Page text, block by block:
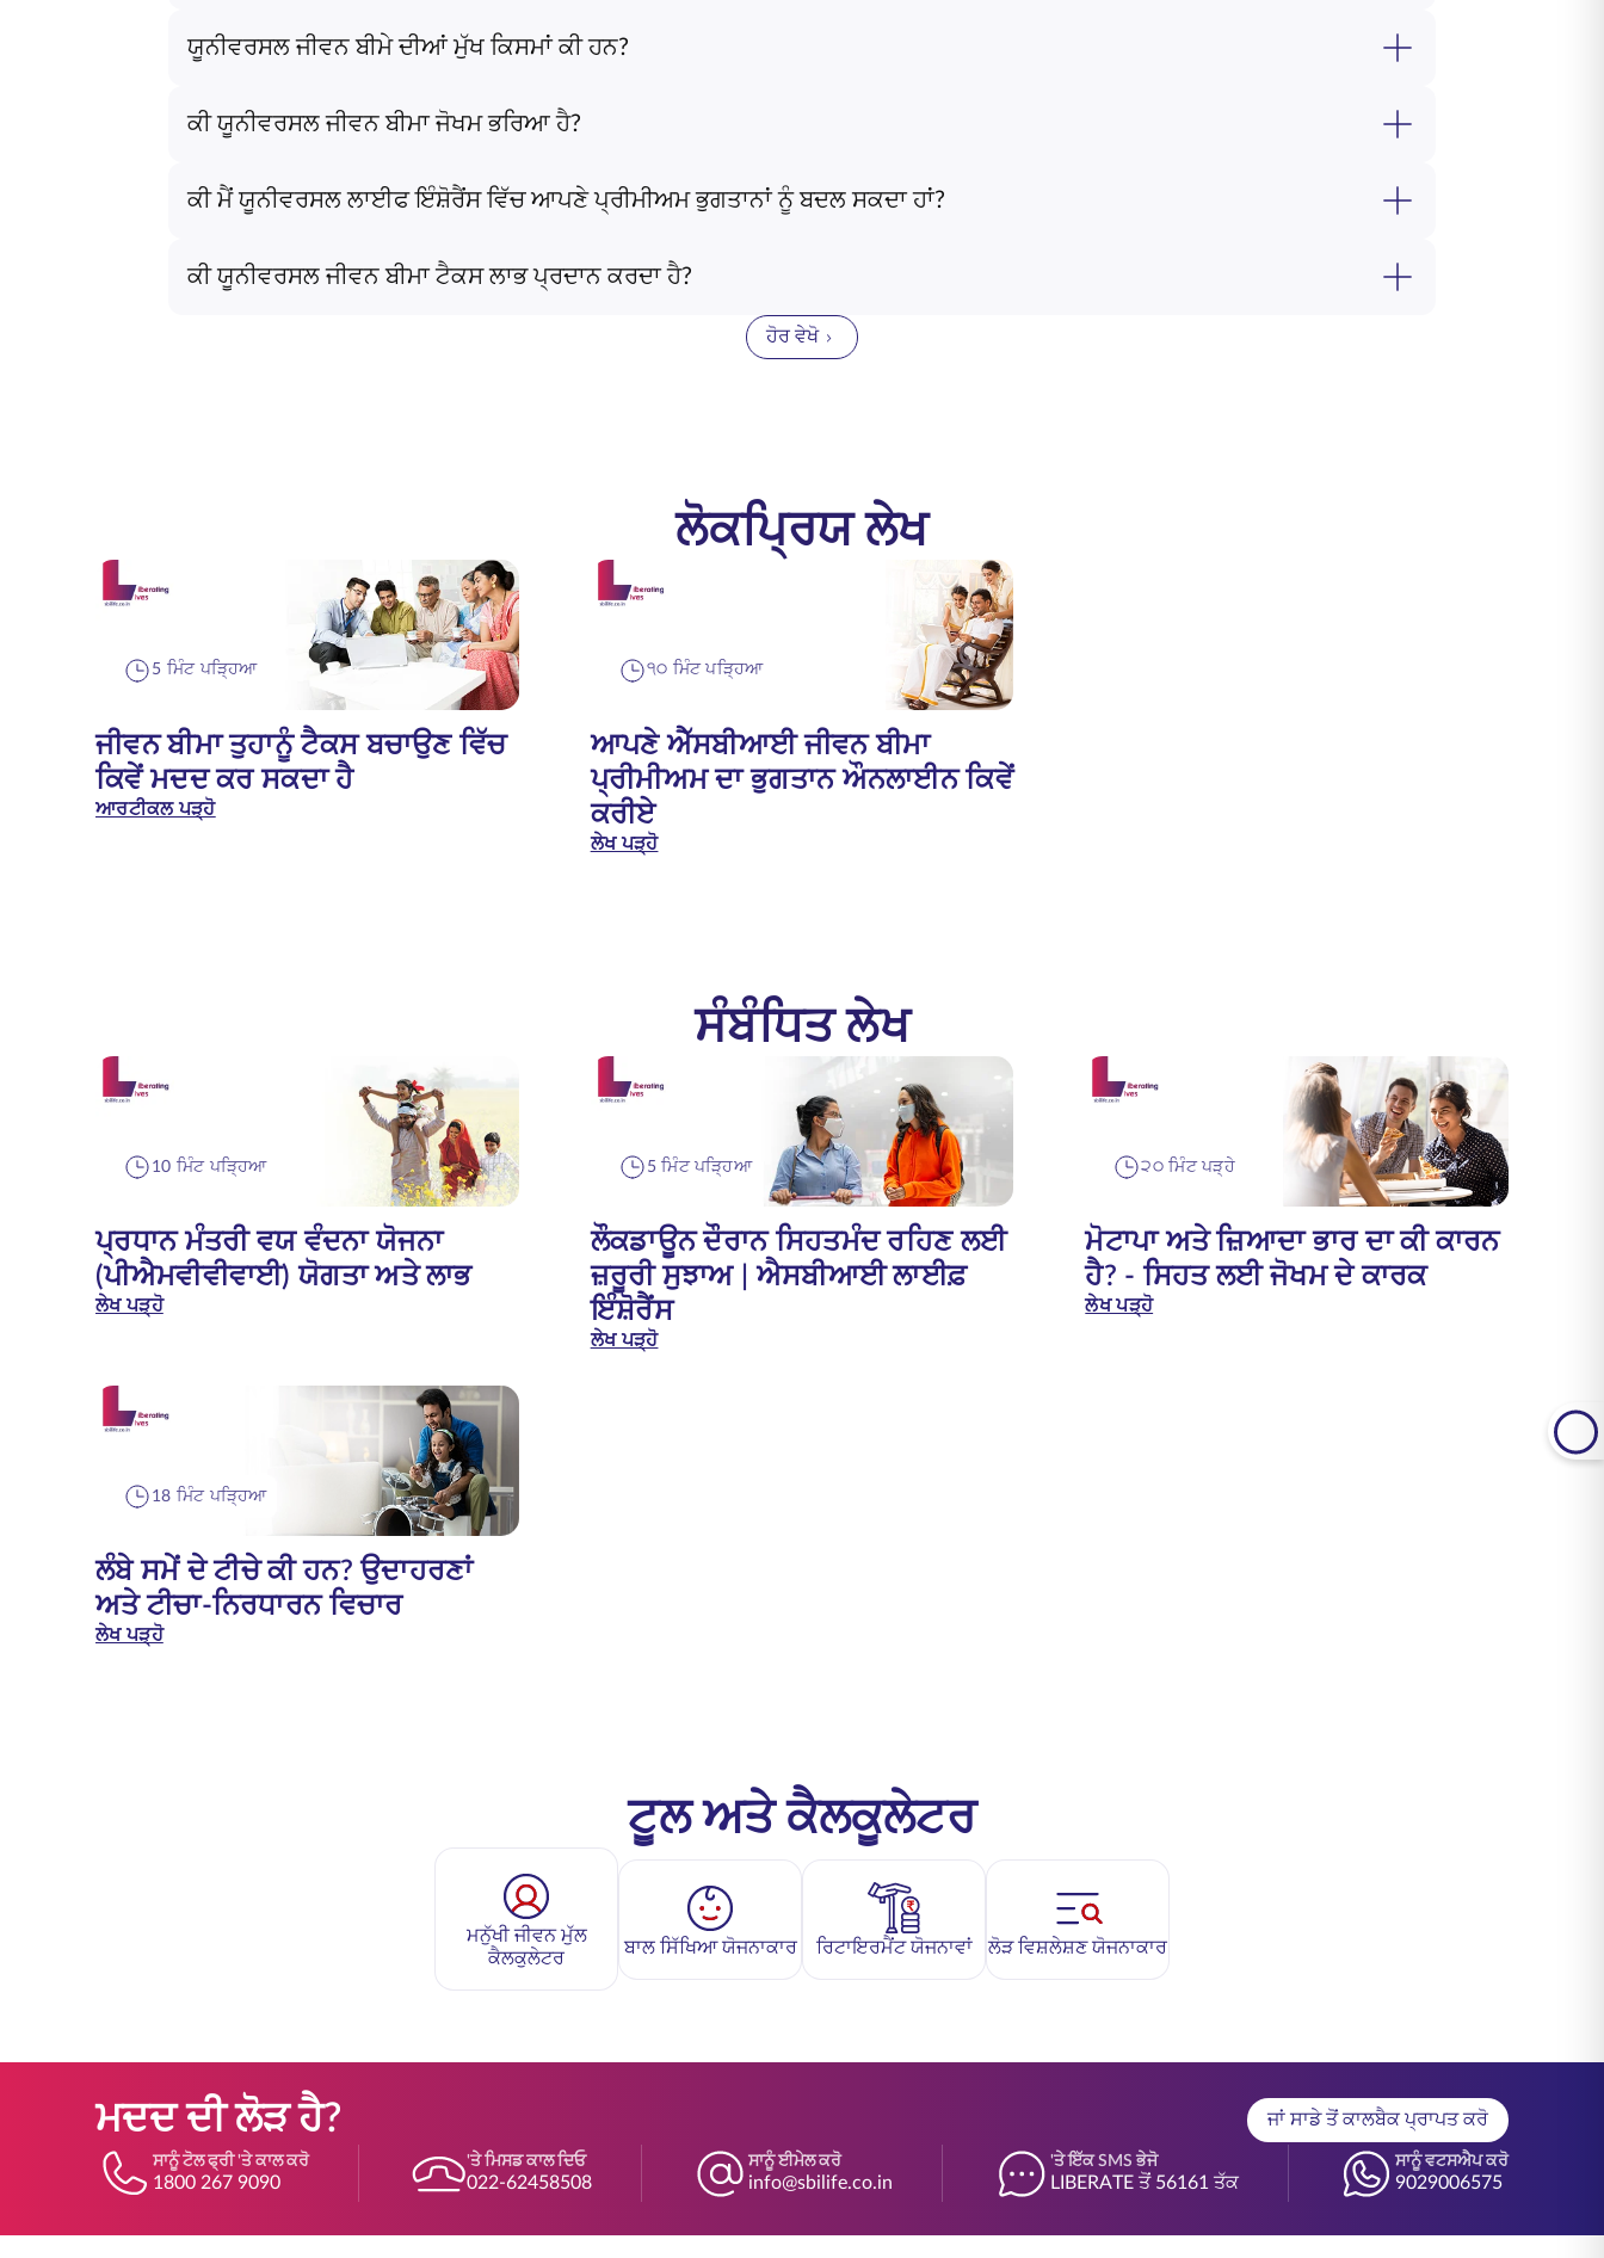
ਯੂਨੀਵਰਸਲ ਜੀਵਨ ਬੀਮੇ ਦੀਆਂ ਮੁੱਖ ਕਿਸਮਾਂ ਕੀ ਹਨ?
ਕੀ ਯੂਨੀਵਰਸਲ ਜੀਵਨ ਬੀਮਾ ਜੋਖਮ ਭਰਿਆ ਹੈ?
ਕੀ ਮੈਂ ਯੂਨੀਵਰਸਲ ਲਾਈਫ ਇੰਸ਼ੋਰੈਂਸ ਵਿੱਚ ਆਪਣੇ ਪ੍ਰੀਮੀਅਮ ਭੁਗਤਾਨਾਂ ਨੂੰ ਬਦਲ ਸਕਦਾ ਹਾਂ?
ਕੀ ਯੂਨੀਵਰਸਲ ਜੀਵਨ ਬੀਮਾ ਟੈਕਸ ਲਾਭ ਪ੍ਰਦਾਨ ਕਰਦਾ ਹੈ?
ਹੋਰ ਵੇਖੋ
ਲੋਕਪ੍ਰਿਯ ਲੇਖ
5 ਮਿੰਟ ਪੜ੍ਹਿਆ
ਜੀਵਨ ਬੀਮਾ ਤੁਹਾਨੂੰ ਟੈਕਸ ਬਚਾਉਣ ਵਿੱਚ
ਕਿਵੇਂ ਮਦਦ ਕਰ ਸਕਦਾ ਹੈ
ਆਰਟੀਕਲ ਪੜ੍ਹੋ
੧੦ ਮਿੰਟ ਪੜ੍ਹਿਆ
ਆਪਣੇ ਐੱਸਬੀਆਈ ਜੀਵਨ ਬੀਮਾ
ਪ੍ਰੀਮੀਅਮ ਦਾ ਭੁਗਤਾਨ ਔਨਲਾਈਨ ਕਿਵੇਂ
ਕਰੀਏ
ਲੇਖ ਪੜ੍ਹੋ
ਸੰਬੰਧਿਤ ਲੇਖ
10 ਮਿੰਟ ਪੜ੍ਹਿਆ
ਪ੍ਰਧਾਨ ਮੰਤਰੀ ਵਯ ਵੰਦਨਾ ਯੋਜਨਾ
(ਪੀਐਮਵੀਵੀਵਾਈ) ਯੋਗਤਾ ਅਤੇ ਲਾਭ
ਲੇਖ ਪੜ੍ਹੋ
5 ਮਿੰਟ ਪੜ੍ਹਿਆ
ਲੌਕਡਾਊਨ ਦੌਰਾਨ ਸਿਹਤਮੰਦ ਰਹਿਣ ਲਈ
ਜ਼ਰੂਰੀ ਸੁਝਾਅ | ਐਸਬੀਆਈ ਲਾਈਫ਼
ਇੰਸ਼ੋਰੈਂਸ
ਲੇਖ ਪੜ੍ਹੋ
੨੦ ਮਿੰਟ ਪੜ੍ਹੇ
ਮੋਟਾਪਾ ਅਤੇ ਜ਼ਿਆਦਾ ਭਾਰ ਦਾ ਕੀ ਕਾਰਨ
ਹੈ? - ਸਿਹਤ ਲਈ ਜੋਖਮ ਦੇ ਕਾਰਕ
ਲੇਖ ਪੜ੍ਹੋ
18 ਮਿੰਟ ਪੜ੍ਹਿਆ
ਲੰਬੇ ਸਮੇਂ ਦੇ ਟੀਚੇ ਕੀ ਹਨ? ਉਦਾਹਰਣਾਂ
ਅਤੇ ਟੀਚਾ-ਨਿਰਧਾਰਨ ਵਿਚਾਰ
ਲੇਖ ਪੜ੍ਹੋ
ਟੂਲ ਅਤੇ ਕੈਲਕੂਲੇਟਰ
ਮਨੁੱਖੀ ਜੀਵਨ ਮੁੱਲ
ਕੈਲਕੁਲੇਟਰ
ਬਾਲ ਸਿੱਖਿਆ ਯੋਜਨਾਕਾਰ ਰਿਟਾਇਰਮੈਂਟ ਯੋਜਨਾਵਾਂ ਲੋੜ ਵਿਸ਼ਲੇਸ਼ਣ ਯੋਜਨਾਕਾਰ
ਮਦਦ ਦੀ ਲੋੜ ਹੈ? ਜਾਂ ਸਾਡੇ ਤੋਂ ਕਾਲਬੈਕ ਪ੍ਰਾਪਤ ਕਰੋ
ਸਾਨੂੰ ਟੋਲ ਫ੍ਰੀ 'ਤੇ ਕਾਲ ਕਰੋ
1800 267 9090
'ਤੇ ਮਿਸਡ ਕਾਲ ਦਿਓ
022-62458508
ਸਾਨੂੰ ਈਮੇਲ ਕਰੋ
info@sbilife.co.in
'ਤੇ ਇੱਕ SMS ਭੇਜੋ
LIBERATE ਤੋਂ 56161 ਤੱਕ
ਸਾਨੂੰ ਵਟਸਐਪ ਕਰੋ
9029006575